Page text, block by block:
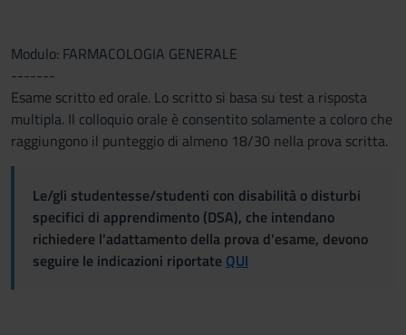
Modulo: FARMACOLOGIA GENERALE
-------
Esame scritto ed orale. Lo scritto si basa su test a risposta
multipla. Il colloquio orale è consentito solamente a coloro che
raggiungono il punteggio di almeno 18/30 nella prova scritta.
Le/gli studentesse/studenti con disabilità o disturbi
specifici di apprendimento (DSA), che intendano
richiedere l'adattamento della prova d'esame, devono
seguire le indicazioni riportate QUI